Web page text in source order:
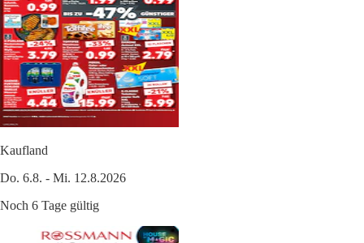
Kaufland
Do. 6.8. - Mi. 12.8.2026
Noch 6 Tage gültig